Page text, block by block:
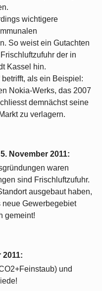
wichtigere
So weist ein Gutachten
der in
Kassel hin.
betrifft, als ein Beispiel:
Nokia-Werks, das 2007
demnächst seine
zu verlagern.
November 2011:
waren
sind Frischluftzufuhr.
ausgebaut haben,
neue Gewerbegebiet
gemeint!
2011:
und